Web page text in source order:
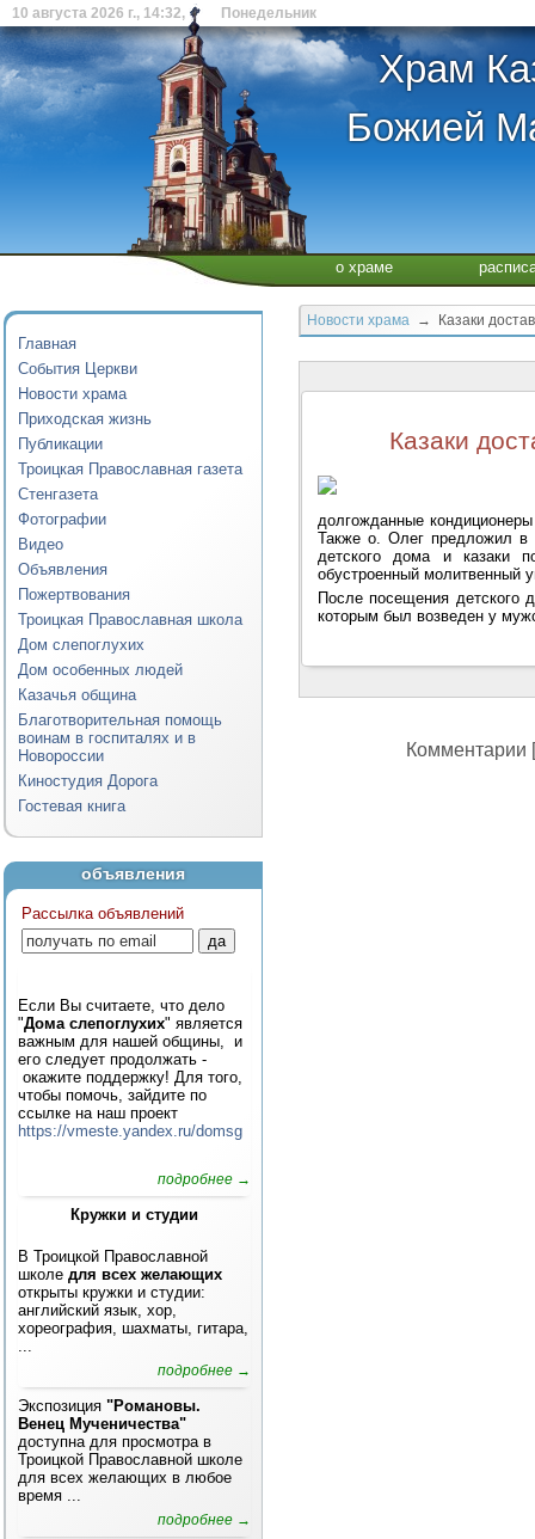
10 августа 2026 г., 14:32, Понедельник
Храм
Божией
о храме
Главная
События Церкви
Новости храма
Приходская жизнь
Публикации
Троицкая Православная газета
Стенгазета
Фотографии
Видео
Объявления
Пожертвования
Троицкая Православная школа
Дом слепоглухих
Дом особенных людей
Казачья община
Благотворительная помощь
воинам в госпиталях и в
Новороссии
Киностудия Дорога
Гостевая книга
объявления
Рассылка объявлений
Если Вы считаете, что дело
"Дома слепоглухих" является
важным для нашей общины, и
его следует продолжать -
окажите поддержку! Для того,
чтобы помочь, зайдите по
ссылке на наш проект
https://vmeste.yandex.ru/domsg
подробнее →
Кружки и студии
В Троицкой Православной
школе для всех желающих
открыты кружки и студии:
английский язык, хор,
хореография, шахматы, гитара,
...
подробнее →
Экспозиция "Романовы.
Венец Мученичества"
доступна для просмотра в
Троицкой Православной школе
для всех желающих в любое
время ...
подробнее →
Новости храма → Казаки
Казаки
долгожданные
Также о. Олег предложил в
детского дома и казаки
обустроенный молитвенный
После посещения детского
которым был возведен у
Комментарии